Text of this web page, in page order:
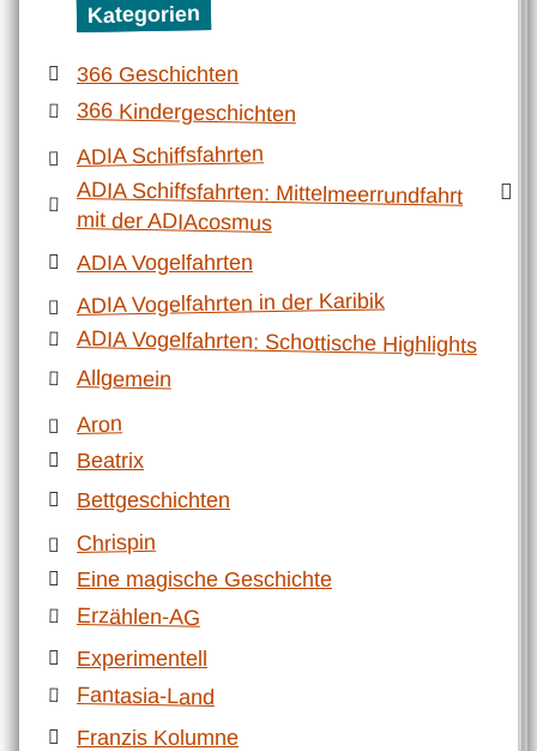
Kategorien
366 Geschichten
366 Kindergeschichten
ADIA Schiffsfahrten
ADIA Schiffsfahrten: Mittelmeerrundfahrt
mit der ADIAcosmus
ADIA Vogelfahrten
ADIA Vogelfahrten in der Karibik
ADIA Vogelfahrten: Schottische Highlights
Allgemein
Aron
Beatrix
Bettgeschichten
Chrispin
Eine magische Geschichte
Erzählen-AG
Experimentell
Fantasia-Land
Franzis Kolumne